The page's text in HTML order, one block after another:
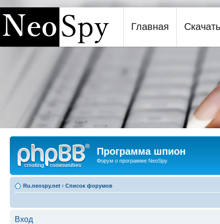
Программа шпион NeoSpy
Главная Скачать
Программа шпион
Форум о программе NeoSpy
Ru.neospy.net ‹ Список форумов
Вход